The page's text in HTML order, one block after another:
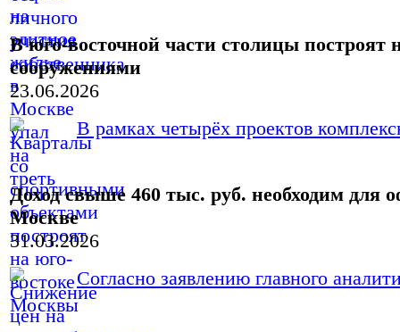
В юго-восточной части столицы
сооружениями
23.06.2026
В рамках четырёх проектов
Доход свыше 460 тыс. руб. необходим для
Москве
31.03.2026
Согласно заявлению главного